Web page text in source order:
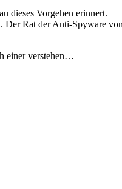
dieses Vorgehen erinnert.
Rat der Anti-Spyware
einer verstehen…